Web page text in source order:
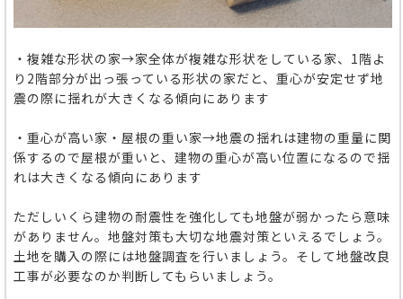
・複雑な形状の家→家全体が複雑な形状をしている家、1階よ
り2階部分が出っ張っている形状の家だと、重心が安定せず地
震の際に揺れが大きくなる傾向にあります
・重心が高い家・屋根の重い家→地震の揺れは建物の重量に関
係するので屋根が重いと、建物の重心が高い位置になるので揺
れは大きくなる傾向にあります
ただしいくら建物の耐震性を強化しても地盤が弱かったら意味
がありません。地盤対策も大切な地震対策といえるでしょう。
土地を購入の際には地盤調査を行いましょう。そして地盤改良
工事が必要なのか判断してもらいましょう。